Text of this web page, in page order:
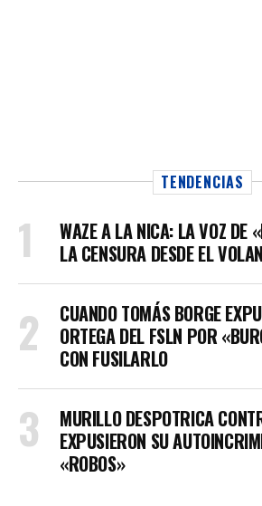
TENDENCIAS
WAZE A LA NICA: LA VOZ DE
LA CENSURA DESDE EL
CUANDO TOMÁS BORGE
ORTEGA DEL FSLN POR
CON FUSILARLO
MURILLO DESPOTRICA
EXPUSIERON SU
«ROBOS»